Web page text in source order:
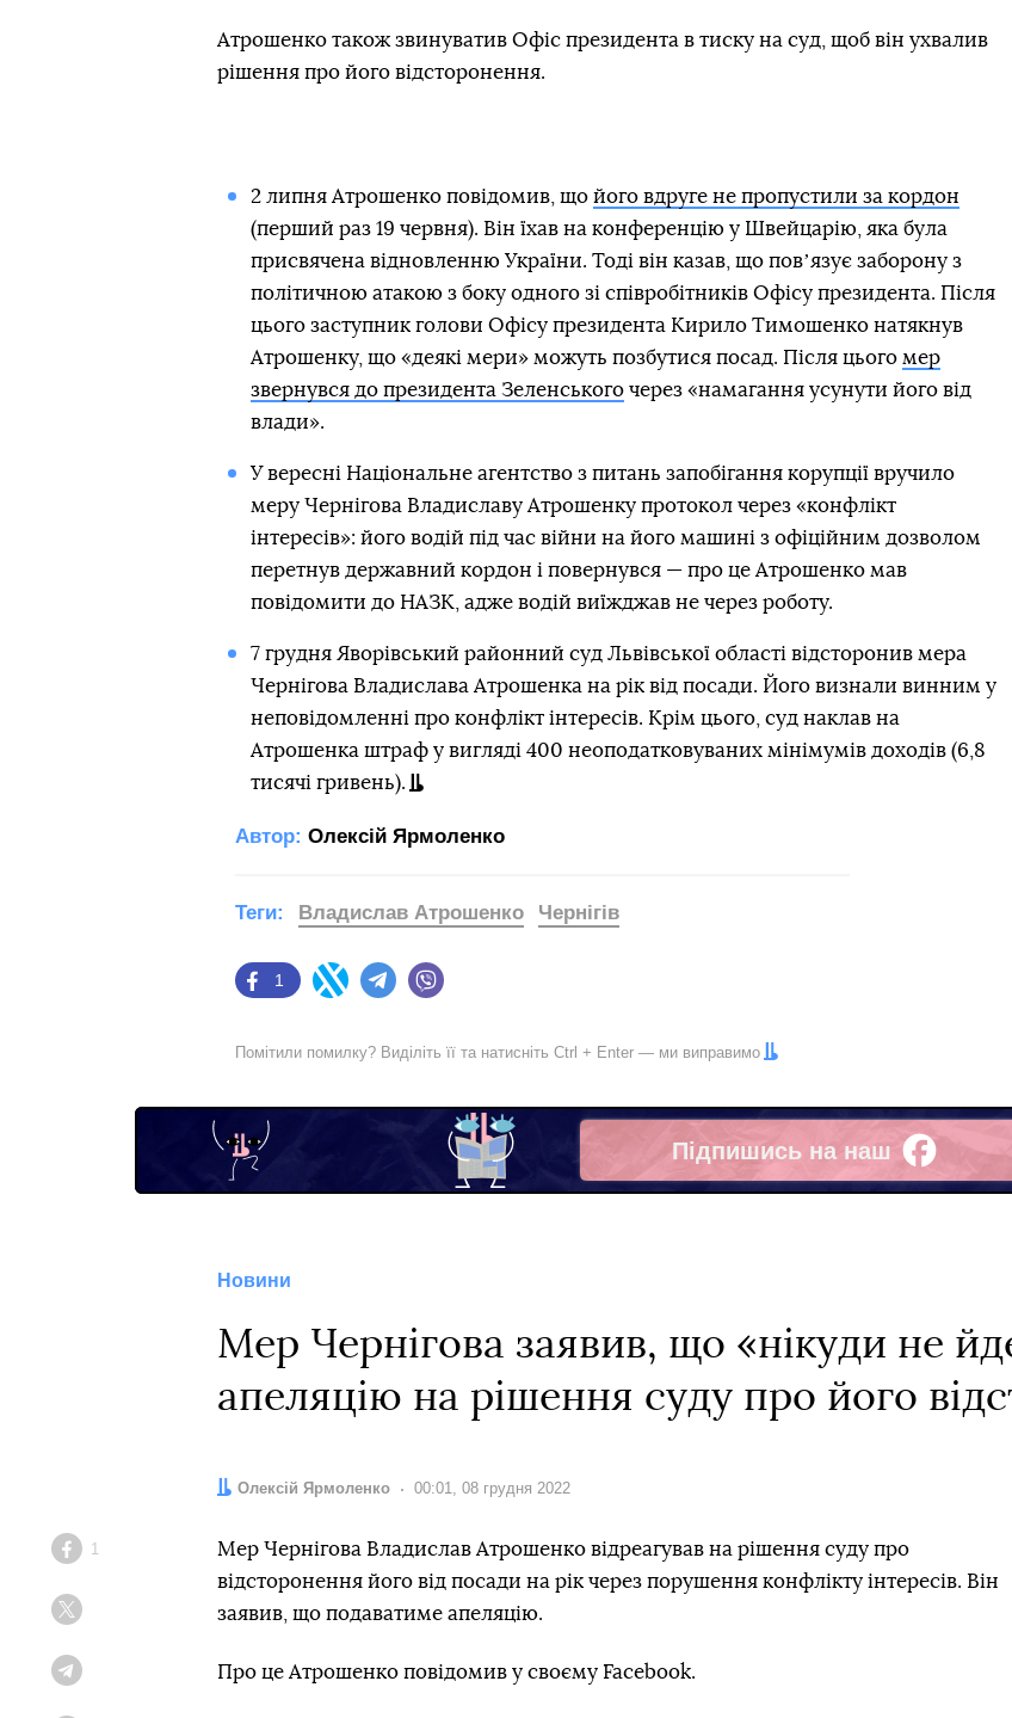
Атрошенко також звинуватив Офіс президента в тиску на суд, щоб він ухвалив
рішення про його відсторонення.
2 липня Атрошенко повідомив, що його вдруге не пропустили за кордон
(перший раз 19 червня). Він їхав на конференцію у Швейцарію, яка була
присвячена відновленню України. Тоді він казав, що повʼязує заборону з
політичною атакою з боку одного зі співробітників Офісу президента. Після
цього заступник голови Офісу президента Кирило Тимошенко натякнув
Атрошенку, що «деякі мери» можуть позбутися посад. Після цього мер
звернувся до президента Зеленськогочерез «намагання усунути його від
влади».
У вересні Національне агентство з питань запобігання корупції вручило
меру Чернігова Владиславу Атрошенку протокол через «конфлікт
інтересів»: його водій під час війни на його машині з офіційним дозволом
перетнув державний кордон і повернувся — про це Атрошенко мав
повідомити до НАЗК, адже водій виїжджав не через роботу.
7 грудня Яворівський районний суд Львівської області відсторонив мера
Чернігова Владислава Атрошенка на рік від посади. Його визнали винним у
неповідомленні про конфлікт інтересів. Крім цього, суд наклав на
Атрошенка штраф у вигляді 400 неоподатковуваних мінімумів доходів (6,8
тисячі гривень).
Автор: Олексій Ярмоленко
Facebook
1
Twitter Telegram
Теги: Владислав Атрошенко Чернігів
Помітили помилку? Виділіть її та натисніть Ctrl + Enter — ми виправимо
Підпишись на наш
Facebook
Новини
Мер Чернігова заявив, що «нікуди не
апеляцію на рішення суду про його
Автор:
Олексій Ярмоленко Дата:
00:01, 08 грудня 2022
Facebook
1
Мер Чернігова Владислав Атрошенко відреагував на рішення суду про
відсторонення його від посади на рік через порушення конфлікту інтересів. Він
заявив, що подаватиме апеляцію.
Про це Атрошенко повідомив у своєму Facebook.